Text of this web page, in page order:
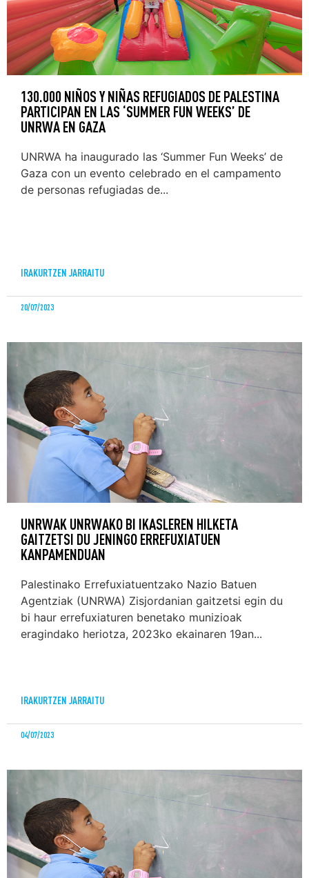
130.000 NIÑOS Y NIÑAS REFUGIADOS DE PALESTINA
PARTICIPAN EN LAS ‘SUMMER FUN WEEKS’ DE
UNRWA EN GAZA
UNRWA ha inaugurado las ‘Summer Fun Weeks’ de
Gaza con un evento celebrado en el campamento
de personas refugiadas de...
IRAKURTZEN JARRAITU
20/07/2023
UNRWAK UNRWAKO BI IKASLEREN HILKETA
GAITZETSI DU JENINGO ERREFUXIATUEN
KANPAMENDUAN
Palestinako Errefuxiatuentzako Nazio Batuen
Agentziak (UNRWA) Zisjordanian gaitzetsi egin du
bi haur errefuxiaturen benetako munizioak
eragindako heriotza, 2023ko ekainaren 19an...
IRAKURTZEN JARRAITU
04/07/2023